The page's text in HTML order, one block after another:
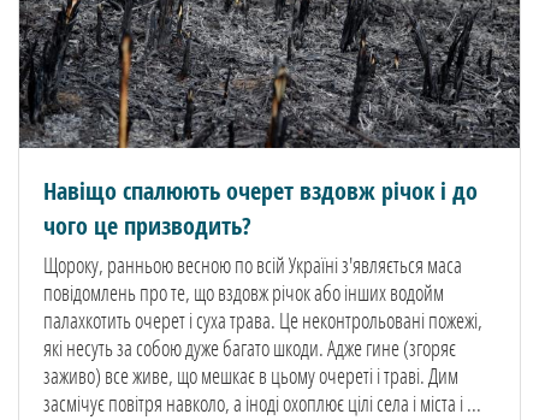
Навіщо спалюють очерет вздовж річок і до
чого це призводить?
Щороку, ранньою весною по всій Україні з'являється маса
повідомлень про те, що вздовж річок або інших водойм
палахкотить очерет і суха трава. Це неконтрольовані пожежі,
які несуть за собою дуже багато шкоди. Адже гине (згоряє
заживо) все живе, що мешкає в цьому очереті і траві. Дим
засмічує повітря навколо, а іноді охоплює цілі села і міста і ...